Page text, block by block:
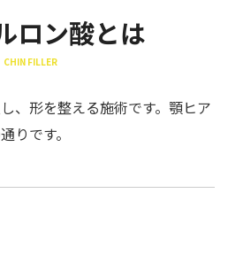
ロン酸とは
CHIN FILLER
、形を整える施術です。顎ヒア
りです。